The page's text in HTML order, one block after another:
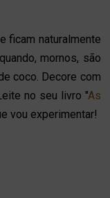
ficam naturalmente
mornos, são
coco. Decore com
no seu livro "As
vou experimentar!